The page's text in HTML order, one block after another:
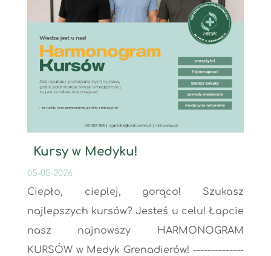
Kursy w Medyku!
05-05-2026
Ciepło, cieplej, gorąco! Szukasz
najlepszych kursów? Jesteś u celu! Łapcie
nasz najnowszy HARMONOGRAM
KURSÓW w Medyk Grenadierów! --------------